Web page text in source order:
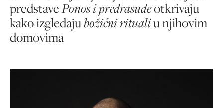
predstavePonos i predrasudeotkrivaju
kako izgledajubožićni ritualiu njihovim
domovima